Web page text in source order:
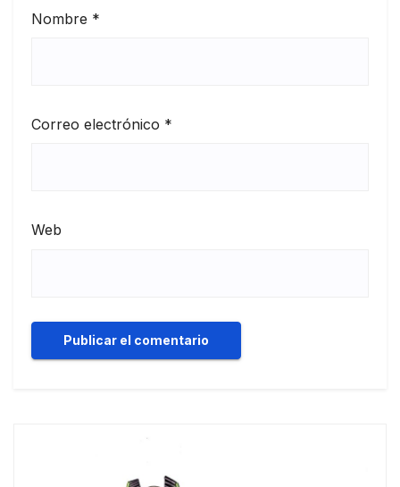
Nombre *
Correo electrónico *
Web